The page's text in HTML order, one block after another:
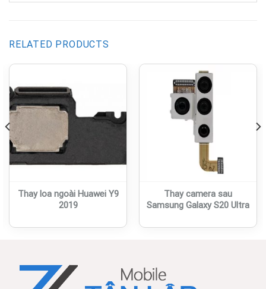
RELATED PRODUCTS
Thay loa ngoài Huawei Y9
2019
Thay camera sau
Samsung Galaxy S20 Ultra